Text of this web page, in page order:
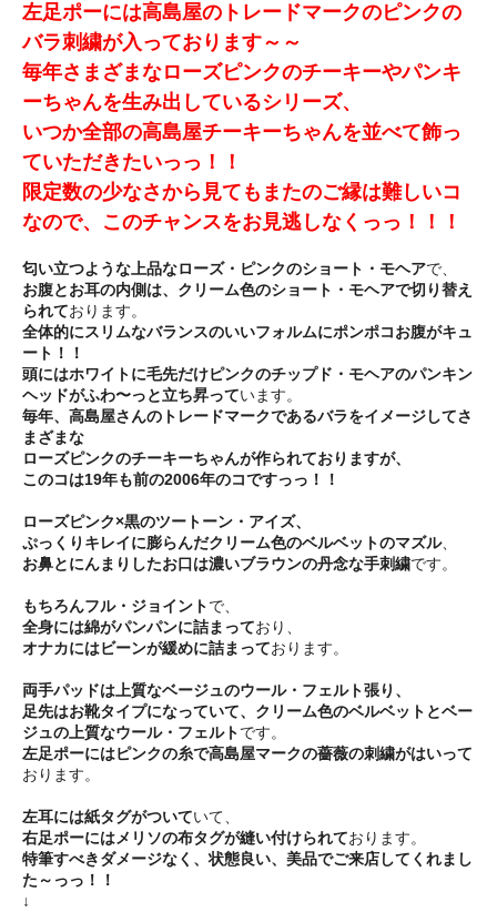
左足ポーには高島屋のトレードマークのピンクの
バラ刺繍が入っております～～
毎年さまざまなローズピンクのチーキーやパンキ
ーちゃんを生み出しているシリーズ、
いつか全部の高島屋チーキーちゃんを並べて飾っ
ていただきたいっっ！！
限定数の少なさから見てもまたのご縁は難しいコ
なので、このチャンスをお見逃しなくっっ！！！
匂い立つような上品なローズ・ピンクのショート・モヘアで、
お腹とお耳の内側は、クリーム色のショート・モヘアで切り替え
られております。
全体的にスリムなバランスのいいフォルムにポンポコお腹がキュ
ート！！
頭にはホワイトに毛先だけピンクのチップド・モヘアのパンキン
ヘッドがふわ〜っと立ち昇っています。
毎年、高島屋さんのトレードマークであるバラをイメージしてさ
まざまな
ローズピンクのチーキーちゃんが作られておりますが、
このコは19年も前の2006年のコですっっ！！
ローズピンク×黒のツートーン・アイズ、
ぷっくりキレイに膨らんだクリーム色のベルベットのマズル、
お鼻とにんまりしたお口は濃いブラウンの丹念な手刺繍です。
もちろんフル・ジョイントで、
全身には綿がパンパンに詰まっており、
オナカにはビーンが緩めに詰まっております。
両手パッドは上質なベージュのウール・フェルト張り、
足先はお靴タイプになっていて、クリーム色のベルベットとベー
ジュの上質なウール・フェルトです。
左足ポーにはピンクの糸で高島屋マークの薔薇の刺繍がはいって
おります。
左耳には紙タグがついていて、
右足ポーにはメリソの布タグが縫い付けられております。
特筆すべきダメージなく、状態良い、美品でご来店してくれまし
た～っっ！！
↓